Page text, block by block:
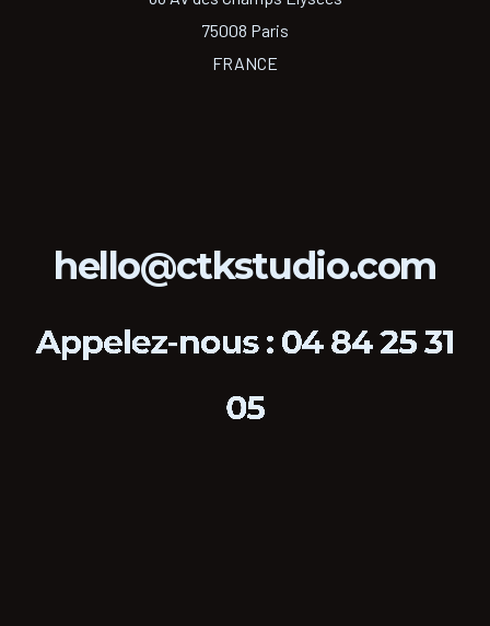
75008 Paris
FRANCE
hello@ctkstudio.com
Appelez-nous : 04 84 25 31
05